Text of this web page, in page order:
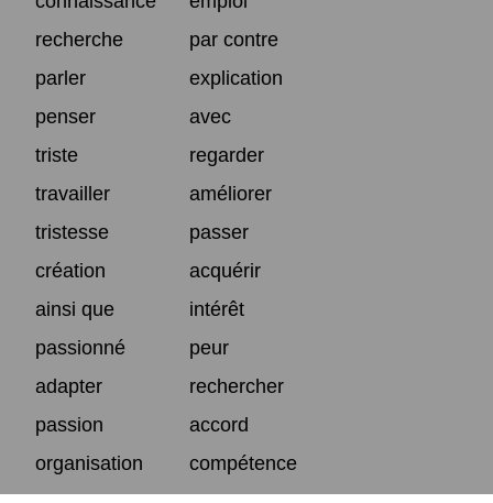
recherche
par contre
parler
explication
penser
avec
triste
regarder
travailler
améliorer
tristesse
passer
création
acquérir
ainsi que
intérêt
passionné
peur
adapter
rechercher
passion
accord
organisation
compétence